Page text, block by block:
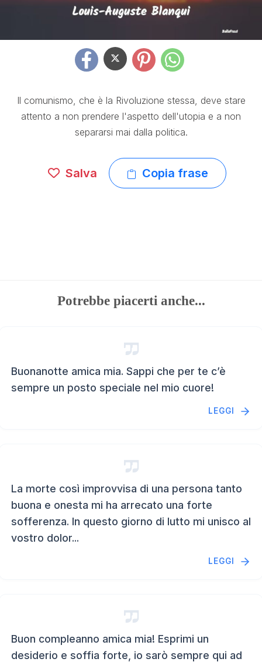
Il comunismo, che è la Rivoluzione stessa, deve stare
attento a non prendere l'aspetto dell'utopia e a non
separarsi mai dalla politica.
Salva Copia frase
Potrebbe piacerti anche...
Buonanotte amica mia. Sappi che per te c’è
sempre un posto speciale nel mio cuore!
LEGGI
La morte così improvvisa di una persona tanto
buona e onesta mi ha arrecato una forte
sofferenza. In questo giorno di lutto mi unisco al
vostro dolor...
LEGGI
Buon compleanno amica mia! Esprimi un
desiderio e soffia forte, io sarò sempre qui ad